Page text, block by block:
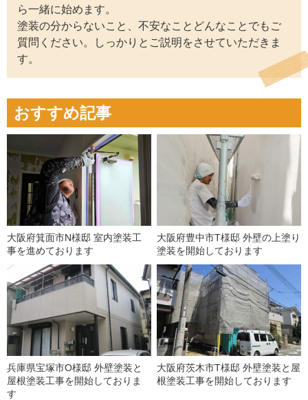
ら一緒に始めます。
塗装の分からないこと、不安なことどんなことでもご
質問ください。しっかりとご説明をさせていただきま
す。
おすすめ記事
大阪府箕面市N様邸 室内塗装工
事を進めております
大阪府豊中市T様邸 外壁の上塗り
塗装を開始しております
兵庫県宝塚市O様邸 外壁塗装と
屋根塗装工事を開始しておりま
す
大阪府茨木市T様邸 外壁塗装と屋
根塗装工事を開始しております